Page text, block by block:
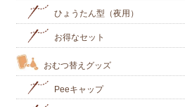
ひょうたん型（夜用）
お得なセット
おむつ替えグッズ
Peeキャップ